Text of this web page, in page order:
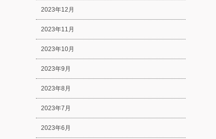
2023年12月
2023年11月
2023年10月
2023年9月
2023年8月
2023年7月
2023年6月